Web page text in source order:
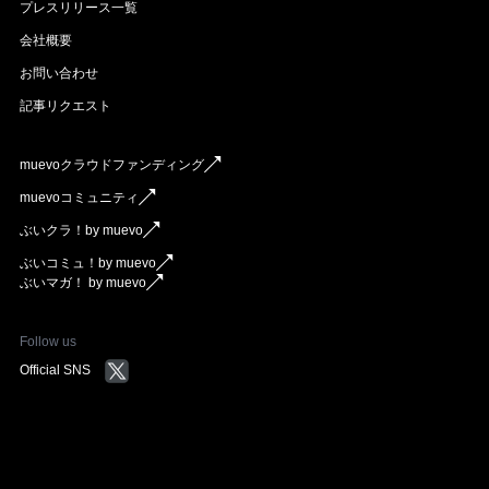
プレスリリース一覧
会社概要
お問い合わせ
記事リクエスト
muevoクラウドファンディング
muevoコミュニティ
ぶいクラ！by muevo
ぶいコミュ！by muevo
ぶいマガ！ by muevo
Follow us
Official SNS